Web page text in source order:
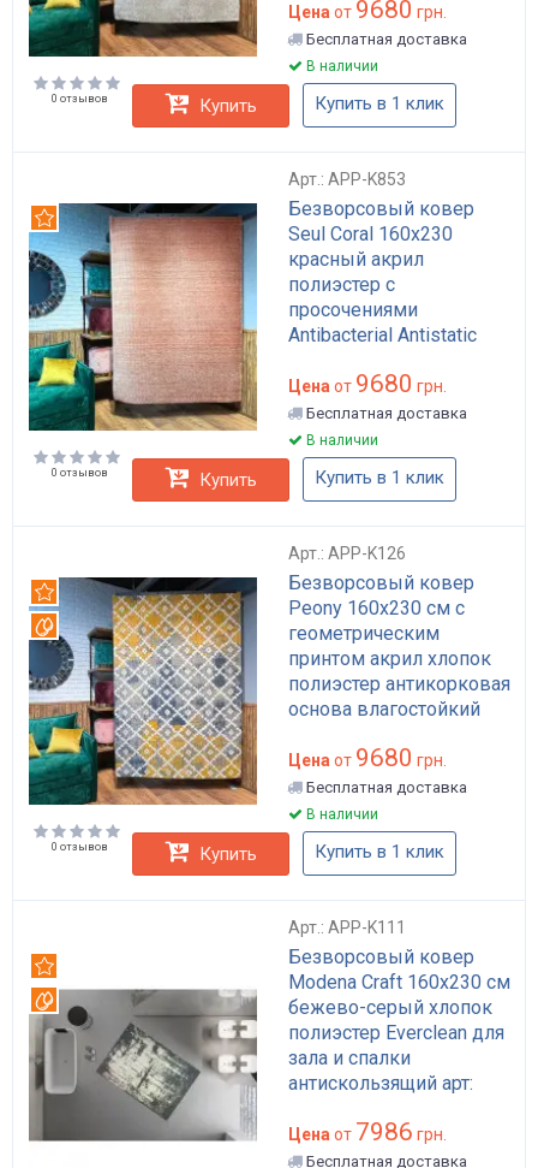
APP-K845
Цена от 9680 грн.
Бесплатная доставка
В наличии
0 отзывов Купить Купить в 1 клик
Арт.: APP-K853
Безворсовый ковер
Seul Coral 160x230
красный акрил
полиэстер с
просочениями
Antibacterial Antistatic
гостиную арт: APP-K853
Рекомендуем
Цена от 9680 грн.
Бесплатная доставка
В наличии
0 отзывов Купить Купить в 1 клик
Арт.: APP-K126
Безворсовый ковер
Peony 160x230 см с
геометрическим
принтом акрил хлопок
полиэстер антикорковая
основа влагостойкий
K126
Рекомендуем
Вотерпруф
Цена от 9680 грн.
Бесплатная доставка
В наличии
0 отзывов Купить Купить в 1 клик
Арт.: APP-K111
Безворсовый ковер
Modena Craft 160x230 см
бежево-серый хлопок
полиэстер Everclean для
зала и спалки
антискользящий арт:
Цена от 7986 грн.
Бесплатная доставка